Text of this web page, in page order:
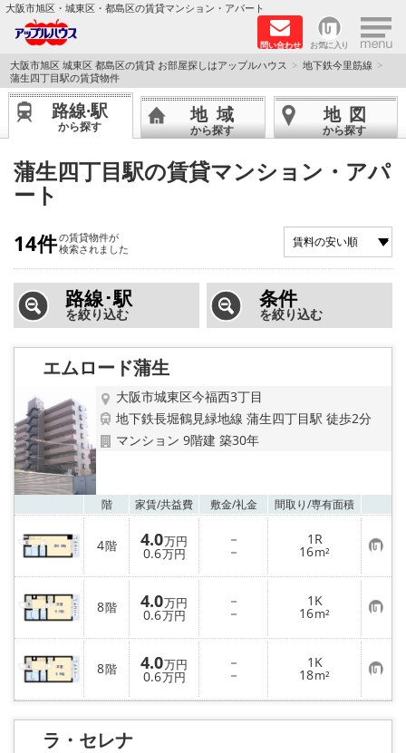
大阪市旭区・城東区・都島区の賃貸マンション・アパート
問い合わせ お気に入り ×
TOPページ
シャーメゾン
地域から探す
地図から探す
スタッフ
BLOG
RECRUIT
LINE公式アカウント
Instagram
店舗情報·アクセス
会社概要
メールでお問い合わせ
大阪市旭区 城東区 都島区の賃貸 お部屋探しはアップルハウス
地下鉄今里筋線
蒲生四丁目駅の賃貸物件
路線·駅
から探す
地域
から探す
地図
から探す
蒲生四丁目駅の賃貸マンション・アパ
ート
14件の賃貸物件が
検索されました
路線･駅
を絞り込む
条件
を絞り込む
エムロード蒲生
大阪市城東区今福西3丁目
地下鉄長堀鶴見緑地線 蒲生四丁目駅 徒歩2分
マンション 9階建 築30年
階 家賃/共益費 敷金/礼金 間取り/専有面積
4階 4.0万円
0.6万円
－
－
1R
16m² お
気
に
入
り
登
録
8階 4.0万円
0.6万円
－
－
1K
16m² お
気
に
入
り
登
録
8階 4.0万円
0.6万円
－
－
1K
18m² お
気
に
り
ラ・セレナ